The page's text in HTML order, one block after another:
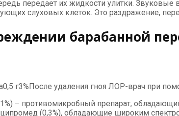
передает их жидкости улитки.
слуховых клеток. Это раздражение,
барабанной
г3%После удаления гноя ЛОР-врач при
– противомикробный препарат,
(0,3%), обладающие широким